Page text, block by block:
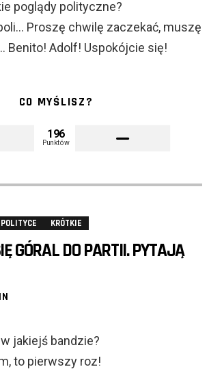
poglądy polityczne?
Proszę chwilę zaczekać, muszę
Benito! Adolf! Uspokójcie się!
CO MYŚLISZ?
196
Punktów
KRÓTKIE
GÓRAL DO PARTII. PYTAJĄ
jakiejś bandzie?
to pierwszy roz!